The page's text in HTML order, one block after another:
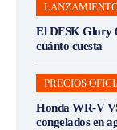
El DFSK Glory
cuánto cuesta
PRECIOS
Honda WR-V
congelados en